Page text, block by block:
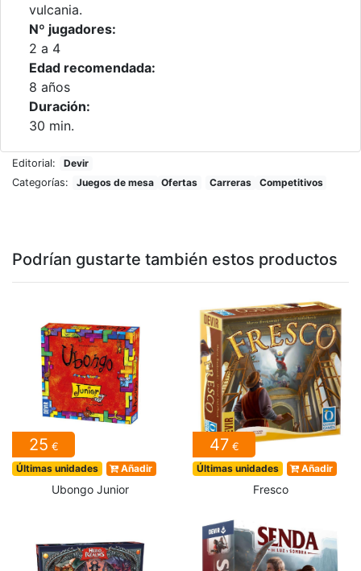
vulcania.
Nº jugadores:
2 a 4
Edad recomendada:
8 años
Duración:
30 min.
Editorial:
Devir
Categorías:
Juegos de mesa Ofertas Carreras Competitivos
Podrían gustarte también estos productos
25 €
Últimas unidades Añadir
Ubongo Junior
47 €
Últimas unidades Añadir
Fresco